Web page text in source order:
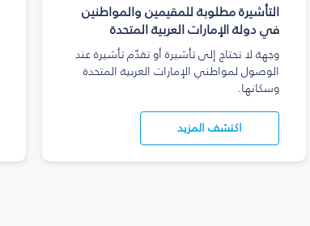
التأشيرة مطلوبة للمقيمين والمواطنين
في دولة الإمارات العربية المتحدة
وجهة لا تحتاج إلى تأشيرة أو تقدّم تأشيرة عند
الوصول لمواطني الإمارات العربية المتحدة
وسكانها.
اكتشف المزيد